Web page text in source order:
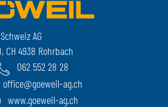
AG
CH 4938 Rohrbach
062 552 28 28
office@goeweil-ag.ch
www.goeweil-ag.ch